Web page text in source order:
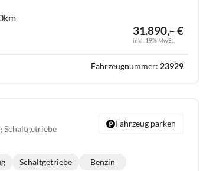
31.890,– €
inkl. 19% MwSt.
Fahrzeugnummer: 23929
Schaltgetriebe
Getriebe:
Schaltgetriebe Benzin
Fahrzeug parken